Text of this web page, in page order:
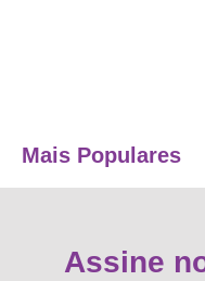
Mais Populares
Assine